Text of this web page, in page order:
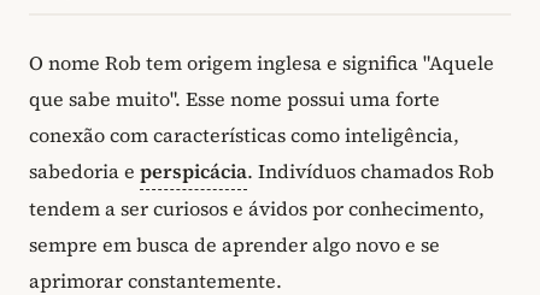
O nome Rob tem origem inglesa e significa "Aquele
que sabe muito". Esse nome possui uma forte
conexão com características como inteligência,
sabedoria e perspicácia. Indivíduos chamados Rob
tendem a ser curiosos e ávidos por conhecimento,
sempre em busca de aprender algo novo e se
aprimorar constantemente.